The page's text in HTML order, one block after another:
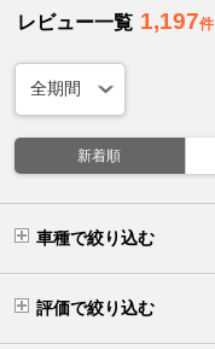
レビュー一覧 1,197件
新着順
車種で絞り込む
評価で絞り込む